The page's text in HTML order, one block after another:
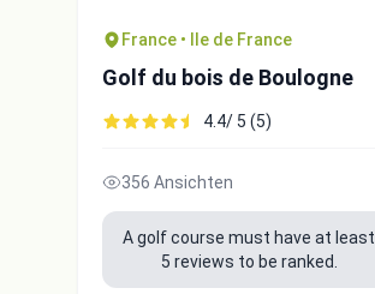
France • Ile de France
Golf du bois de Boulogne
4.4/ 5 (5)
356 Ansichten
A golf course must have at least
5 reviews to be ranked.